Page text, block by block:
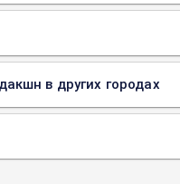
в других городах